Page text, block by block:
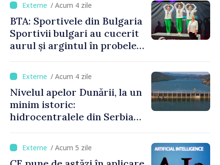
/ Acum 4 zile
BTA: Sportivele din Bulgaria
Sportivii bulgari au cucerit
aurul și argintul în probele
de gimnastică aerobică de la
Oradea
/ Acum 4 zile
Nivelul apelor Dunării, la un
minim istoric:
hidrocentralele din Serbia
capacitate
/ Acum 5 zile